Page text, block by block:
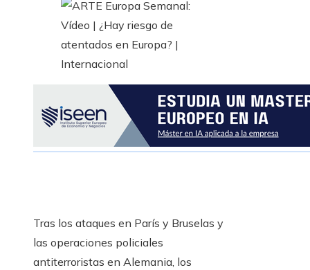
Tras los ataques en París y Bruselas y
las operaciones policiales
antiterroristas en Alemania, los